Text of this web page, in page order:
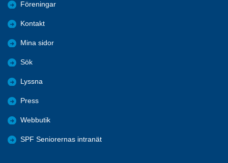
Föreningar
Kontakt
Mina sidor
Sök
Lyssna
Press
Webbutik
SPF Seniorernas intranät